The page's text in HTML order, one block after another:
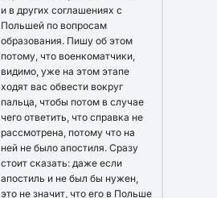
и в других соглашениях с
Польшей по вопросам
образования. Пишу об этом
потому, что военкоматчики,
видимо, уже на этом этапе
ходят вас обвести вокруг
пальца, чтобы потом в случае
чего ответить, что справка не
рассмотрена, потому что на
ней не было апостиля. Сразу
стоит сказать: даже если
апостиль и не был бы нужен,
это не значит, что его в Польше